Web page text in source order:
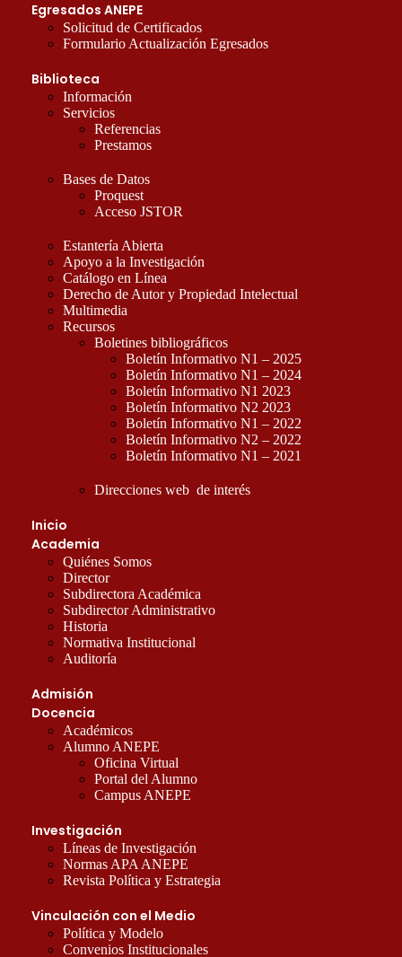
Egresados ANEPE
Solicitud de Certificados
Formulario Actualización Egresados
Biblioteca
Información
Servicios
Referencias
Prestamos
Bases de Datos
Proquest
Acceso JSTOR
Estantería Abierta
Apoyo a la Investigación
Catálogo en Línea
Derecho de Autor y Propiedad Intelectual
Multimedia
Recursos
Boletines bibliográficos
Boletín Informativo N1 – 2025
Boletín Informativo N1 – 2024
Boletín Informativo N1 2023
Boletín Informativo N2 2023
Boletín Informativo N1 – 2022
Boletín Informativo N2 – 2022
Boletín Informativo N1 – 2021
Direcciones web de interés
Inicio
Academia
Quiénes Somos
Director
Subdirectora Académica
Subdirector Administrativo
Historia
Normativa Institucional
Auditoría
Admisión
Docencia
Académicos
Alumno ANEPE
Oficina Virtual
Portal del Alumno
Campus ANEPE
Investigación
Líneas de Investigación
Normas APA ANEPE
Revista Política y Estrategia
Vinculación con el Medio
Política y Modelo
Convenios Institucionales